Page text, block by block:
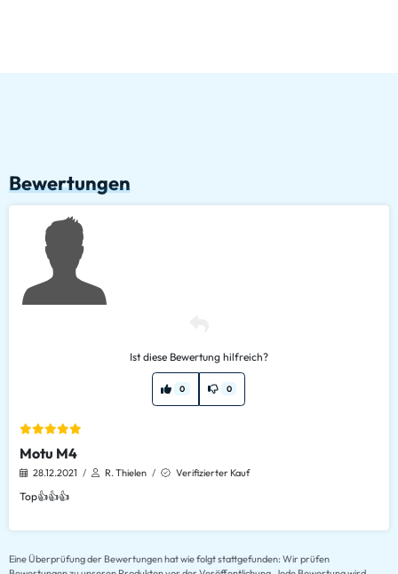
Bewertungen
Ist diese Bewertung hilfreich?
0 0
Motu M4
28.12.2021 R. Thielen Verifizierter Kauf
Top👍👍👍
Eine Überprüfung der Bewertungen hat wie folgt stattgefunden: Wir prüfen